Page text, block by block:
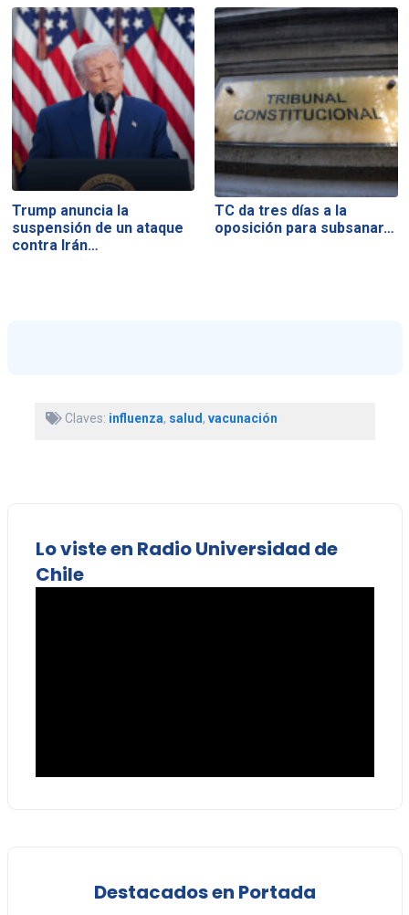
Trump anuncia la
suspensión de un ataque
contra Irán…
TC da tres días a la
oposición para subsanar…
Claves: influenza, salud, vacunación
Lo viste en Radio Universidad de
Chile
Destacados en Portada